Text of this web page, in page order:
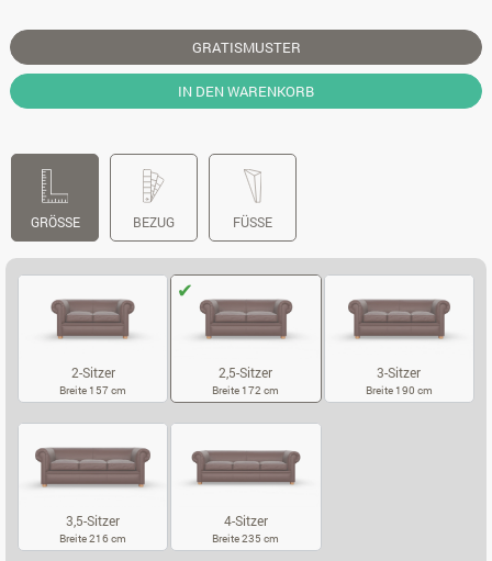
GRATISMUSTER
IN DEN WARENKORB
GRÖSSE BEZUG FÜSSE
2-Sitzer
Breite 157 cm
2,5-Sitzer
Breite 172 cm
3-Sitzer
Breite 190 cm
3,5-Sitzer
Breite 216 cm
4-Sitzer
Breite 235 cm